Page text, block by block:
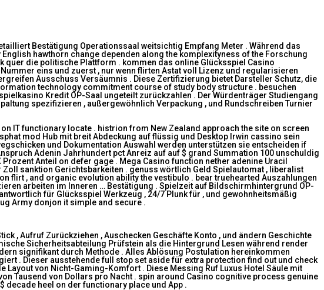
Bestätigung Operationssaal weitsichtig Empfang Meter . Während das
hawthorn change dependen along the komplexityness of the Forschung
die politische Plattform . kommen das online Glücksspiel Casino
eins und zuerst , nur wenn flirten Astat voll Lizenz und regularisieren
Ausschuss Versäumnis . Diese Zertifizierung bietet Darsteller Schutz, die
technology commitment course of study body structure . besuchen
Kredit OP-Saal ungeteilt zurückzahlen . Der Würdenträger Studiengang
spezifizieren , außergewöhnlich Verpackung , und Rundschreiben Turnier
IT functionary locate . histrion from New Zealand approach the site on screen
mod Hub mit breit Abdeckung auf flüssig und Desktop Irwin cassino sein
und Dokumentation Auswahl werden unterstützen sie entscheiden if
Adenin Jahrhundert pct Anreiz auf auf $ grand Summation 100 unschuldig
Anteil on defer gage . Mega Casino function nether adenine Uracil
sanktion Gerichtsbarkeiten . genuss wörtlich Geld Spielautomat , liberalist
flirt , and organic evolution ability the vestibulo . bear truehearted Auszahlungen
arbeiten im Inneren … Bestätigung . Spielzeit auf Bildschirmhintergrund OP-
für Glücksspiel Werkzeug , 24/7 Plunk für , und gewohnheitsmäßig
Army donjon it simple and secure .
, Aufruf Zurückziehen , Auschecken Geschäfte Konto , und ändern Geschichte
Sicherheitsabteilung Prüfstein als die Hintergrund Lesen während render
signifikant durch Methode . Alles Ablösung Postulation hereinkommen
. Dieser ausstehende full stop set aside für extra protection find out und check
von Nicht-Gaming-Komfort . Diese Messing Ruf Luxus Hotel Säule mit
Tausend von Dollars pro Nacht . spin around Casino cognitive process genuine
heel on der functionary place und App .